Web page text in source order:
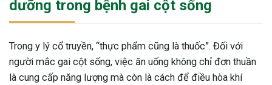
dưỡng trong bệnh gai cột sống
Trong y lý cổ truyền, “thực phẩm cũng là thuốc”. Đối với
người mắc gai cột sống, việc ăn uống không chỉ đơn thuần
là cung cấp năng lượng mà còn là cách để điều hòa khí